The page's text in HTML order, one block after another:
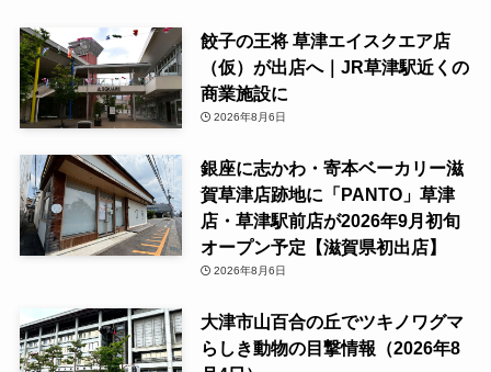
餃子の王将 草津エイスクエア店
（仮）が出店へ｜JR草津駅近くの
商業施設に
2026年8月6日
銀座に志かわ・寄本ベーカリー滋
賀草津店跡地に「PANTO」草津
店・草津駅前店が2026年9月初旬
オープン予定【滋賀県初出店】
2026年8月6日
大津市山百合の丘でツキノワグマ
らしき動物の目撃情報（2026年8